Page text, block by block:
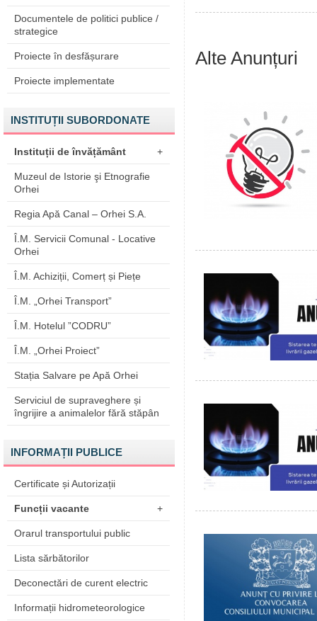
Documentele de politici publice /
strategice
Proiecte în desfășurare
Proiecte implementate
INSTITUȚII SUBORDONATE
Instituții de învățământ +
Muzeul de Istorie şi Etnografie
Orhei
Regia Apă Canal – Orhei S.A.
Î.M. Servicii Comunal - Locative
Orhei
Î.M. Achiziții, Comerț și Piețe
Î.M. „Orhei Transport”
Î.M. Hotelul ”CODRU”
Î.M. „Orhei Proiect”
Stația Salvare pe Apă Orhei
Serviciul de supraveghere și
îngrijire a animalelor fără stăpân
INFORMAȚII PUBLICE
Certificate și Autorizații
Funcții vacante +
Orarul transportului public
Lista sărbătorilor
Deconectări de curent electric
Informații hidrometeorologice
Alte Anunțuri